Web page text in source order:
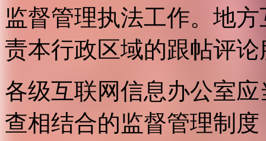
监督管理执法工作。地
责本行政区域的跟帖评
各级互联网信息办公室
查相结合的监督管理制